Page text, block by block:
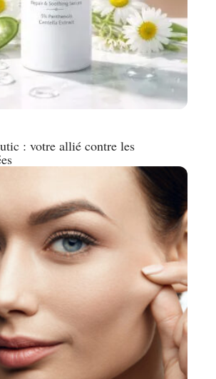
: votre allié contre les